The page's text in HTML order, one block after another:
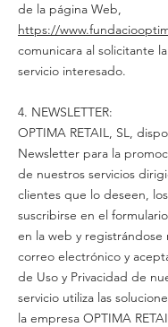
de la página Web,
https://www.
comunicara al solicitante
servicio interesado.
4. NEWSLETTER:
OPTIMA RETAIL, SL,
Newsletter para la
de nuestros servicios
clientes que lo deseen,
suscribirse en el
en la web y registrándose
correo electrónico y
de Uso y Privacidad de
servicio utiliza las
la empresa OPTIMA